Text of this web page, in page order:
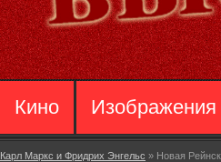
Кино Изображения
Карл Маркс и Фридрих Энгельс » Новая